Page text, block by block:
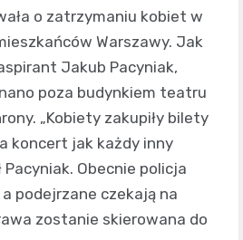
o zatrzymaniu kobiet w
Warszawy. Jak
Jakub Pacyniak,
poza budynkiem teatru
„Kobiety zakupiły bilety
koncert jak każdy inny
Pacyniak. Obecnie policja
podejrzane czekają na
zostanie skierowana do